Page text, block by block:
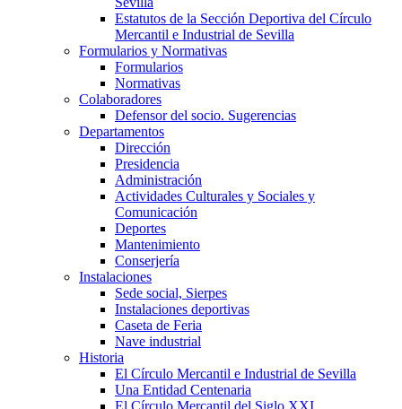
Estatutos de la Sección Deportiva del Círculo
Mercantil e Industrial de Sevilla
Formularios y Normativas
Formularios
Normativas
Colaboradores
Defensor del socio. Sugerencias
Departamentos
Dirección
Presidencia
Administración
Actividades Culturales y Sociales y
Comunicación
Deportes
Mantenimiento
Conserjería
Instalaciones
Sede social, Sierpes
Instalaciones deportivas
Caseta de Feria
Nave industrial
Historia
El Círculo Mercantil e Industrial de Sevilla
Una Entidad Centenaria
El Círculo Mercantil del Siglo XXI